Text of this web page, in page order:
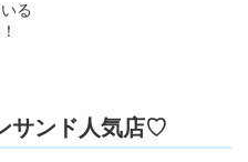
る
サンド人気店♡